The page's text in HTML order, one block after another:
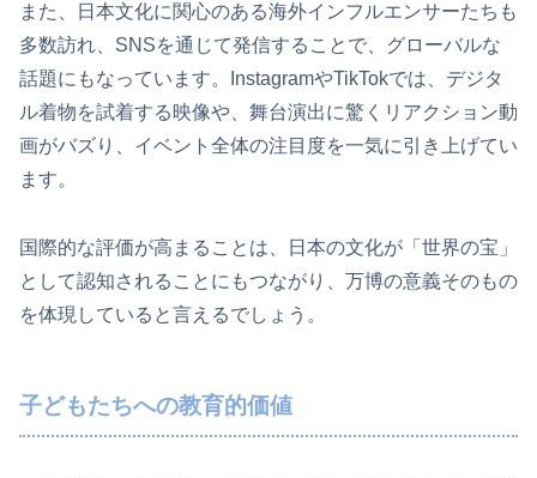
また、日本文化に関心のある海外インフルエンサーたちも
多数訪れ、SNSを通じて発信することで、グローバルな
話題にもなっています。InstagramやTikTokでは、デジタ
ル着物を試着する映像や、舞台演出に驚くリアクション動
画がバズり、イベント全体の注目度を一気に引き上げてい
ます。
国際的な評価が高まることは、日本の文化が「世界の宝」
として認知されることにもつながり、万博の意義そのもの
を体現していると言えるでしょう。
子どもたちへの教育的価値